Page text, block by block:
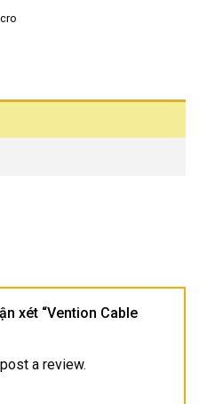
xét “Vention Cable
a review.